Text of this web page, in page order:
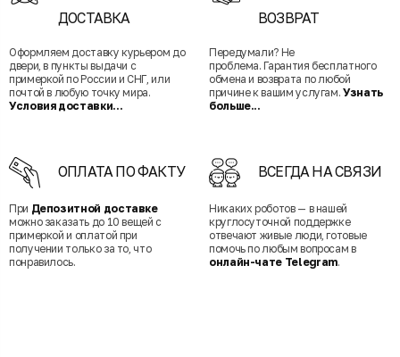
ДОСТАВКА
Оформляем доставку курьером до
двери, в пункты выдачи с
примеркой по России и СНГ, или
почтой в любую точку мира.
Условия доставки...
ВОЗВРАТ
Передумали? Не
проблема. Гарантия бесплатного
обмена и возврата по любой
причине к вашим услугам. Узнать
больше...
ОПЛАТА ПО ФАКТУ
При Депозитной доставке
можно заказать до 10 вещей с
примеркой и оплатой при
получении только за то, что
понравилось.
ВСЕГДА НА СВЯЗИ
Никаких роботов — в нашей
круглосуточной поддержке
отвечают живые люди, готовые
помочь по любым вопросам в
онлайн-чате Telegram.